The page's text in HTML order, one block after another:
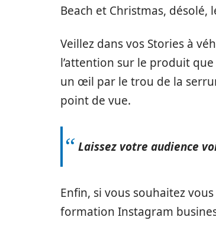
Beach et Christmas, désolé,
Veillez dans vos Stories à
l’attention sur le produit
un œil par le trou de la
point de vue.
Laissez votre audience
Enfin, si vous souhaitez
formation Instagram